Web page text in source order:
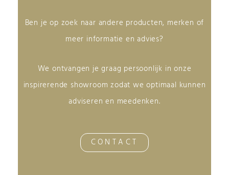
Ben je op zoek naar andere producten, merken of
meer informatie en advies?
We ontvangen je graag persoonlijk in onze
inspirerende showroom zodat we optimaal kunnen
adviseren en meedenken.
CONTACT